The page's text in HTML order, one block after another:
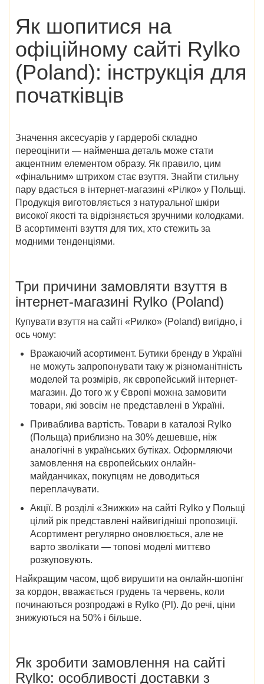
Як шопитися на
офіційному сайті Rylko
(Poland): інструкція для
початківців
Значення аксесуарів у гардеробі складно
переоцінити — найменша деталь може стати
акцентним елементом образу. Як правило, цим
«фінальним» штрихом стає взуття. Знайти стильну
пару вдасться в інтернет-магазині «Рілко» у Польщі.
Продукція виготовляється з натуральної шкіри
високої якості та відрізняється зручними колодками.
В асортименті взуття для тих, хто стежить за
модними тенденціями.
Три причини замовляти взуття в
інтернет-магазині Rylko (Poland)
Купувати взуття на сайті «Рилко» (Poland) вигідно, і
ось чому:
Вражаючий асортимент. Бутики бренду в Україні
не можуть запропонувати таку ж різноманітність
моделей та розмірів, як європейський інтернет-
магазин. До того ж у Європі можна замовити
товари, які зовсім не представлені в Україні.
Приваблива вартість. Товари в каталозі Rylko
(Польща) приблизно на 30% дешевше, ніж
аналогічні в українських бутіках. Оформляючи
замовлення на європейських онлайн-
майданчиках, покупцям не доводиться
переплачувати.
Акції. В розділі «Знижки» на сайті Rylko у Польщі
цілий рік представлені найвигідніші пропозиції.
Асортимент регулярно оновлюється, але не
варто зволікати — топові моделі миттєво
розкуповують.
Найкращим часом, щоб вирушити на онлайн-шопінг
за кордон, вважається грудень та червень, коли
починаються розпродажі в Rylko (Pl). До речі, ціни
знижуються на 50% і більше.
Як зробити замовлення насайті
Rylko: особливості доставки з